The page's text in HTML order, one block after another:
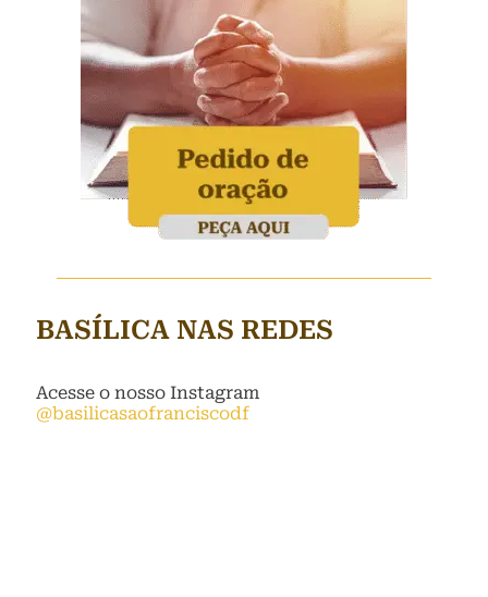
BASÍLICA NAS REDES
Acesse o nosso Instagram
@basilicasaofranciscodf